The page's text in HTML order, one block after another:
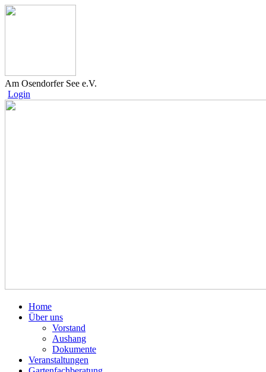
Am Osendorfer See e.V.
Login
Home
Über uns
Vorstand
Aushang
Dokumente
Veranstaltungen